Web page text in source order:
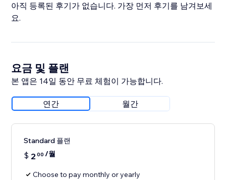
아직 등록된 후기가 없습니다. 가장 먼저 후기를 남겨보세
요.
요금 및 플랜
본 앱은 14일 동안 무료 체험이 가능합니다.
연간 월간
Standard 플랜
$ 2 00 /월
Choose to pay monthly or yearly